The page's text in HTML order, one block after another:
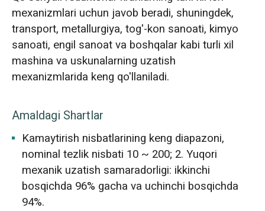
mexanizmlari uchun javob beradi, shuningdek,
transport, metallurgiya, tog'-kon sanoati, kimyo
sanoati, engil sanoat va boshqalar kabi turli xil
mashina va uskunalarning uzatish
mexanizmlarida keng qo'llaniladi.
Amaldagi Shartlar
Kamaytirish nisbatlarining keng diapazoni,
nominal tezlik nisbati 10 ~ 200; 2. Yuqori
mexanik uzatish samaradorligi: ikkinchi
bosqichda 96% gacha va uchinchi bosqichda
94%.